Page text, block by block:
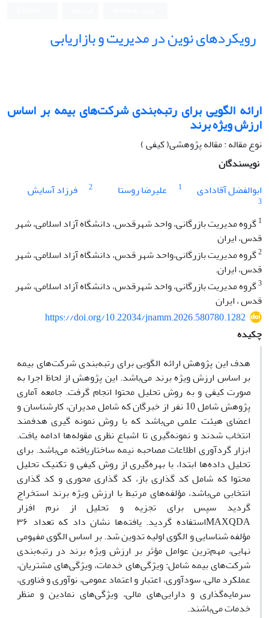
رویکردهای نوین در مدیریت و بازاریابی
ارائه الگویی برای رتبه‌بندی شرکت‌های بیمه بر اساس
ارزش ویژه برند
نوع مقاله : مقاله پژوهشی( کیفی )
نویسندگان
ابوالفضل آقادادی
1 علیرضا روستا 2 فرزاد آسایش
3
1گروه مدیریت بازرگانی، واحد شهرقدس، دانشگاه آزاد اسلامی، شهر
قدس، ایران
2گروه مدیریت بازرگانی،واحد شهر قدس، دانشگاه آزاد اسلامی، شهر
قدس، ایران.
3گروه مدیریت بازرگانی، واحد شهرقدس، دانشگاه آزاد اسلامی، شهر
قدس ، ایران
https://doi.org/10.22034/jnamm.2026.580780.1282
چکیده
هدف این پژوهش ارائه الگویی برای رتبه‌بندی شرکت‌های بیمه
بر اساس ارزش ویژه برند می‌باشد. این پژوهش از لحاظ اجرا به
صورت کیفی و به روش تحلیل محتوا انجام گرفت. جامعه آماری
پژوهش شامل 10 نفر از خبرگان که شامل مدیران، کارشناسان و
اعضای هیئت علمی می‌باشد که با روش نمونه گیری هدفمند
انتخاب شدند و نمونه‌گیری تا اشباع نظری مقوله‌ها ادامه یافت.
ابزار گردآوری اطلاعات مصاحبه نیمه ساختاریافته می‌باشد. برای
تحلیل داده‌ها ابتدا، با بهره‌گیری از روش کیفی و تکنیک تحلیل
محتوا که شامل کد گذاری باز، کد گذاری محوری و کد گذاری
انتخابی می‌باشد، مؤلفه‌های مرتبط با ارزش ویژه برند استخراج
گردید سپس برای تجزیه و تحلیل ‎از نرم افزار
MAXQDAاستفاده گردید. یافته‌ها نشان داد که تعداد ۳۶
مؤلفه شناسایی و الگوی اولیه تدوین شد. بر اساس الگوی مفهومی
نهایی، مهم‌ترین عوامل مؤثر بر ارزش ویژه برند در رتبه‌بندی
شرکت‌های بیمه شامل: ویژگی‌های خدمات، ویژگی‌های مشتریان،
عملکرد مالی، سودآوری، اعتبار و اعتماد عمومی، نوآوری و فناوری،
سرمایه‌گذاری و دارایی‌های مالی، ویژگی‌های نمادین و منظر
خدمات می‌باشند.